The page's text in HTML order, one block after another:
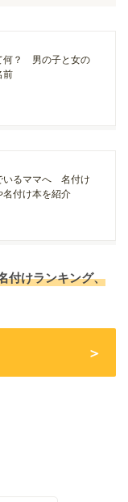
何？ 男の子と女の
前
いるママへ 名付け
付け本を紹介
付けランキング、